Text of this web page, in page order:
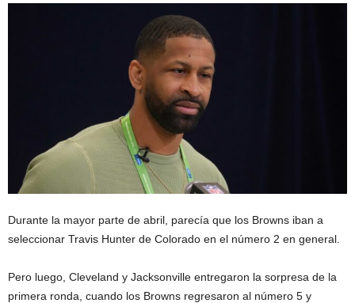
Durante la mayor parte de abril, parecía que los Browns iban a
seleccionar Travis Hunter de Colorado en el número 2 en general.
Pero luego, Cleveland y Jacksonville entregaron la sorpresa de la
primera ronda, cuando los Browns regresaron al número 5 y